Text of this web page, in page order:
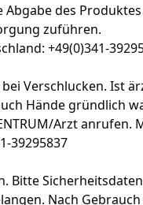
Abgabe des
zuführen.
+49(0)341-
Verschlucken. Ist
Hände gründlich
Arzt
39295837
Bitte
Nach